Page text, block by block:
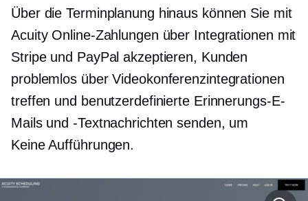
Über die Terminplanung hinaus können Sie mit
Acuity Online-Zahlungen über Integrationen mit
Stripe und PayPal akzeptieren, Kunden
problemlos über Videokonferenzintegrationen
treffen und benutzerdefinierte Erinnerungs-E-
Mails und -Textnachrichten senden, um
Keine Aufführungen.